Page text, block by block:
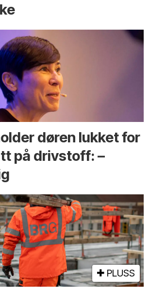
døren lukket for
på drivstoff: –
PLUSS